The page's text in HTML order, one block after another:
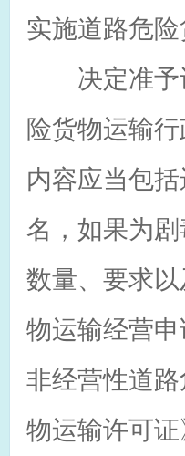
实施道路危
决定准予
险货物运输
内容应当包
名，如果为
数量、要求
物运输经营
非经营性道
物运输许可证